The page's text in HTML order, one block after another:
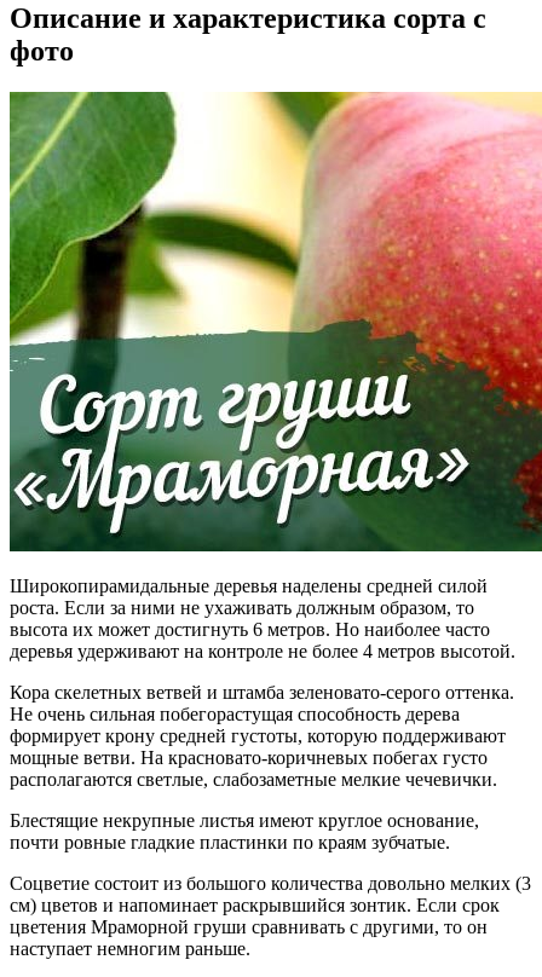
Описание и характеристика сорта с
фото
Широкопирамидальные деревья наделены средней силой
роста. Если за ними не ухаживать должным образом, то
высота их может достигнуть 6 метров. Но наиболее часто
деревья удерживают на контроле не более 4 метров высотой.
Кора скелетных ветвей и штамба зеленовато-серого оттенка.
Не очень сильная побегорастущая способность дерева
формирует крону средней густоты, которую поддерживают
мощные ветви. На красновато-коричневых побегах густо
располагаются светлые, слабозаметные мелкие чечевички.
Блестящие некрупные листья имеют круглое основание,
почти ровные гладкие пластинки по краям зубчатые.
Соцветие состоит из большого количества довольно мелких (3
см) цветов и напоминает раскрывшийся зонтик. Если срок
цветения Мраморной груши сравнивать с другими, то он
наступает немногим раньше.